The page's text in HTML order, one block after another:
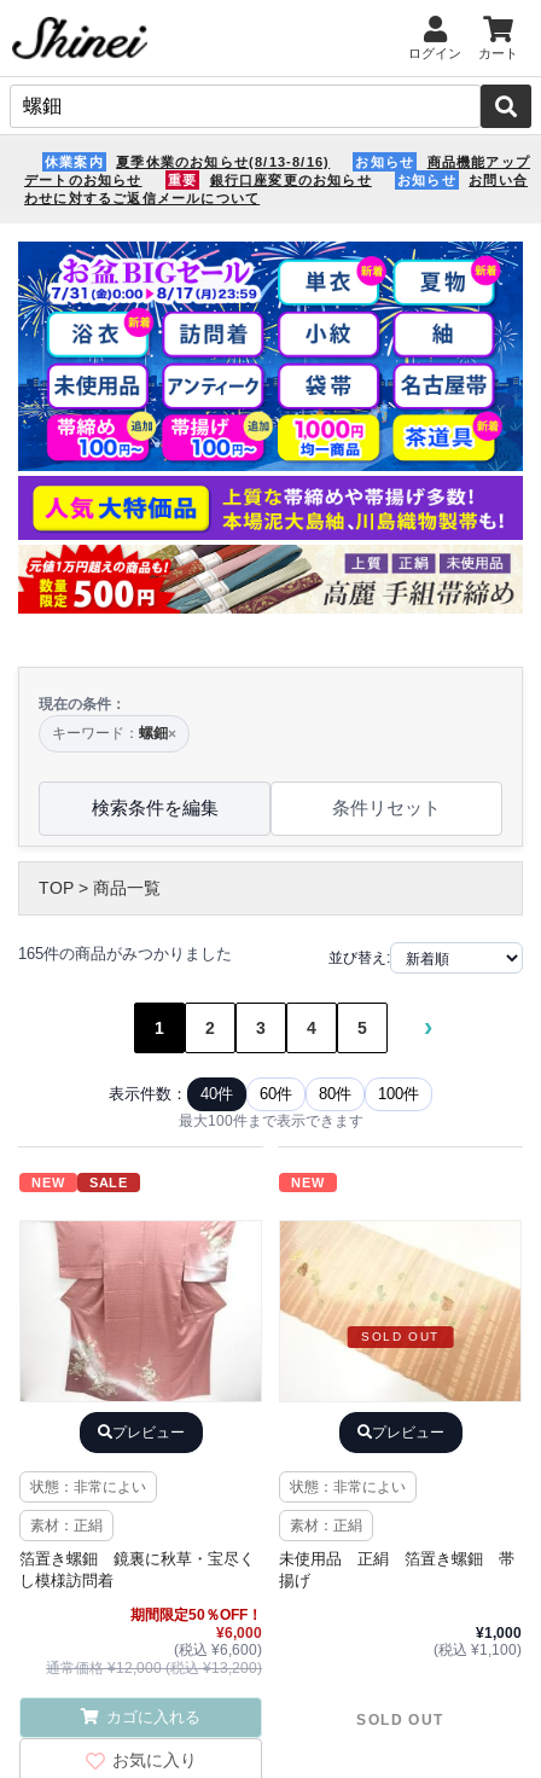
ログイン カート
休業案内 夏季休業のお知らせ(8/13-8/16) お知らせ
商品機能アップ
デートのお知らせ
重要 銀行口座変更のお知らせ お知らせ
お問い合
わせに対するご返信メールについて
現在の条件：
キーワード： 螺鈿×
検索条件を編集 条件リセット
TOP > 商品一覧
165件の商品がみつかりました 並び替え:
1 2 3 4 5 ›
表示件数： 40件 60件 80件 100件
最大100件まで表示できます
NEW SALE
プレビュー
状態：非常によい
素材：正絹
箔置き螺鈿 鏡裏に秋草・宝尽く
し模様訪問着
期間限定50％OFF！
¥6,000
(税込 ¥6,600)
通常価格 ¥12,000 (税込 ¥13,200)
カゴに入れる
お気に入り
NEW
SOLD OUT
プレビュー
状態：非常によい
素材：正絹
未使用品 正絹 箔置き螺鈿 帯
揚げ
¥1,000
(税込 ¥1,100)
SOLD OUT